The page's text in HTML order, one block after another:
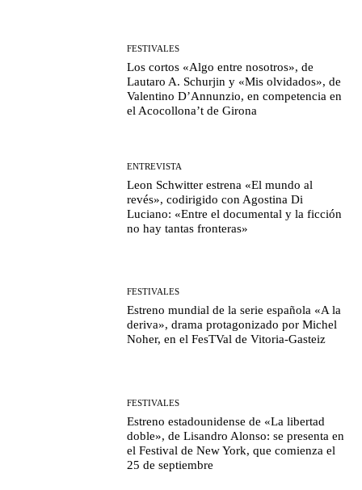
FESTIVALES
Los cortos «Algo entre nosotros», de
Lautaro A. Schurjin y «Mis olvidados», de
Valentino D’Annunzio, en competencia en
el Acocollona’t de Girona
ENTREVISTA
Leon Schwitter estrena «El mundo al
revés», codirigido con Agostina Di
Luciano: «Entre el documental y la ficción
no hay tantas fronteras»
FESTIVALES
Estreno mundial de la serie española «A la
deriva», drama protagonizado por Michel
Noher, en el FesTVal de Vitoria-Gasteiz
FESTIVALES
Estreno estadounidense de «La libertad
doble», de Lisandro Alonso: se presenta en
el Festival de New York, que comienza el
25 de septiembre